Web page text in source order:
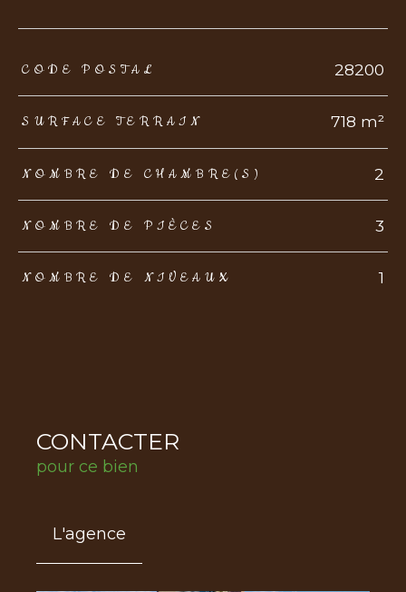
TRAD_ZEPHYR_Caracteristique TRAD_ZEPHYR_Valeurs
CODE POSTAL 28200
SURFACE TERRAIN 718 m²
NOMBRE DE CHAMBRE(S) 2
NOMBRE DE PIÈCES 3
NOMBRE DE NIVEAUX 1
CONTACTER
pour ce bien
L'agence